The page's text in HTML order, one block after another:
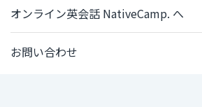
オンライン英会話 NativeCamp. へ
お問い合わせ